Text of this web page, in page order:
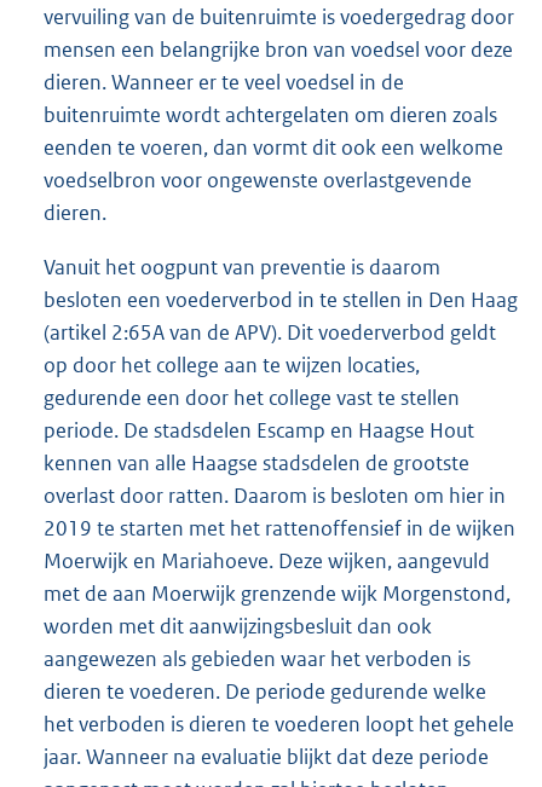
vervuiling van de buitenruimte is voedergedrag door
mensen een belangrijke bron van voedsel voor deze
dieren. Wanneer er te veel voedsel in de
buitenruimte wordt achtergelaten om dieren zoals
eenden te voeren, dan vormt dit ook een welkome
voedselbron voor ongewenste overlastgevende
dieren.
Vanuit het oogpunt van preventie is daarom
besloten een voederverbod in te stellen in Den Haag
(artikel 2:65A van de APV). Dit voederverbod geldt
op door het college aan te wijzen locaties,
gedurende een door het college vast te stellen
periode. De stadsdelen Escamp en Haagse Hout
kennen van alle Haagse stadsdelen de grootste
overlast door ratten. Daarom is besloten om hier in
2019 te starten met het rattenoffensief in de wijken
Moerwijk en Mariahoeve. Deze wijken, aangevuld
met de aan Moerwijk grenzende wijk Morgenstond,
worden met dit aanwijzingsbesluit dan ook
aangewezen als gebieden waar het verboden is
dieren te voederen. De periode gedurende welke
het verboden is dieren te voederen loopt het gehele
jaar. Wanneer na evaluatie blijkt dat deze periode